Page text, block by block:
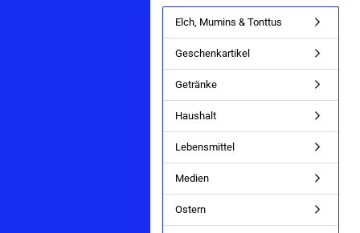
Pflege & Sauna anzeigen
PFLEGE
SAUNA
Elch, Mumins & Tonttus
Geschenkartikel
Getränke
Haushalt
Lebensmittel
Medien
Ostern